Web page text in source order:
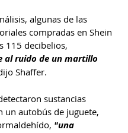
algunas de las
compradas en Shein
115 decibelios,
al ruido de un martillo
Shaffer.
sustancias
un autobús de juguete,
"una